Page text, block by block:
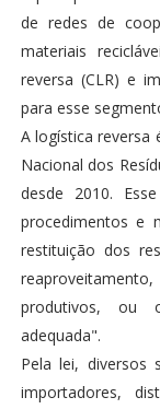
de redes de
materiais
reversa (CLR) e
para esse
A logística reversa
Nacional dos
desde 2010.
procedimentos e
restituição dos
produtivos, ou
adequada".
Pela lei, diversos
importadores,